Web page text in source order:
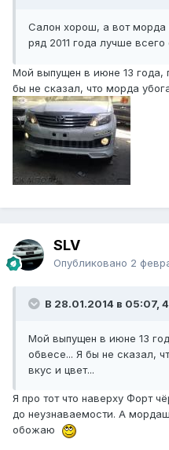
Салон хорош, а вот морда
ряд 2011 года лучше всего
Мой выпущен в июне 13 года,
бы не сказал, что морда
SLV
Опубликовано 2
В 28.01.2014 в 05:07,
Мой выпущен в июне 13
обвесе... Я бы не сказал,
вкус и цвет...
Я про тот что наверху Форт
до неузнаваемости. А
обожаю